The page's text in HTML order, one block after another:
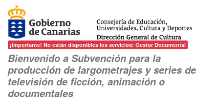
¡Importante! No están disponibles los servicios: Gestor Documental
Bienvenido a Subvención para la
producción de largometrajes y series de
televisión de ficción, animación o
documentales